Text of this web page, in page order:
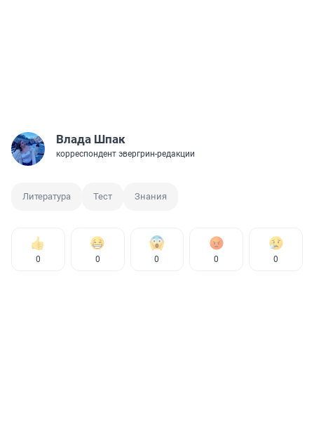
Влада Шпак
корреспондент эвергрин-редакции
Литература Тест Знания
0 0 0 0 0